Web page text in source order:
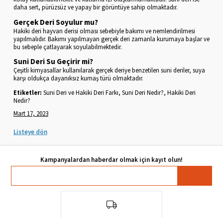
daha sert, pürüzsüz ve yapay bir görüntüye sahip olmaktadır.
Gerçek Deri Soyulur mu?
Hakiki deri hayvan derisi olması sebebiyle bakımı ve nemlendirilmesi
yapılmalıdır. Bakımı yapılmayan gerçek deri zamanla kurumaya başlar ve
bu sebeple çatlayarak soyulabilmektedir.
Suni Deri Su Geçirir mi?
Çeşitli kimyasallar kullanılarak gerçek deriye benzetilen suni deriler, suya
karşı oldukça dayanıksız kumaş türü olmaktadır.
Etiketler: Suni Deri ve Hakiki Deri Farkı, Suni Deri Nedir?, Hakiki Deri
Nedir?
Mart 17, 2023
Listeye dön